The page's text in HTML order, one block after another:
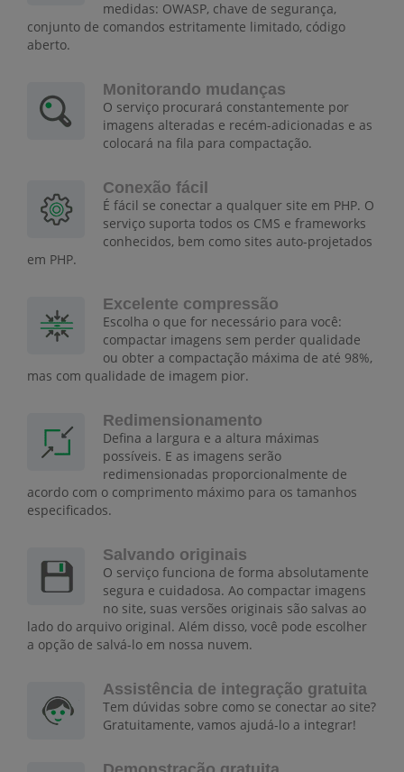
medidas: OWASP, chave de segurança,
conjunto de comandos estritamente limitado, código
aberto.
Monitorando mudanças
O serviço procurará constantemente por
imagens alteradas e recém-adicionadas e as
colocará na fila para compactação.
Conexão fácil
É fácil se conectar a qualquer site em PHP. O
serviço suporta todos os CMS e frameworks
conhecidos, bem como sites auto-projetados
em PHP.
Excelente compressão
Escolha o que for necessário para você:
compactar imagens sem perder qualidade
ou obter a compactação máxima de até 98%,
mas com qualidade de imagem pior.
Redimensionamento
Defina a largura e a altura máximas
possíveis. E as imagens serão
redimensionadas proporcionalmente de
acordo com o comprimento máximo para os tamanhos
especificados.
Salvando originais
O serviço funciona de forma absolutamente
segura e cuidadosa. Ao compactar imagens
no site, suas versões originais são salvas ao
lado do arquivo original. Além disso, você pode escolher
a opção de salvá-lo em nossa nuvem.
Assistência de integração gratuita
Tem dúvidas sobre como se conectar ao site?
Gratuitamente, vamos ajudá-lo a integrar!